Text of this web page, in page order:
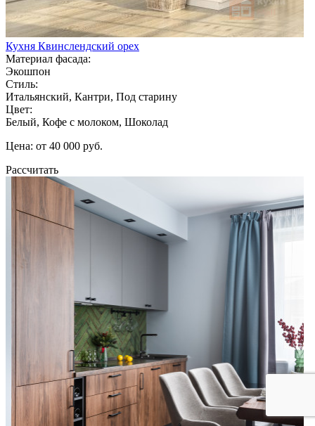
Кухня Квинслендский орех
Материал фасада:
Экошпон
Стиль:
Итальянский, Кантри, Под старину
Цвет:
Белый, Кофе с молоком, Шоколад
Цена: от 40 000 руб.
Рассчитать